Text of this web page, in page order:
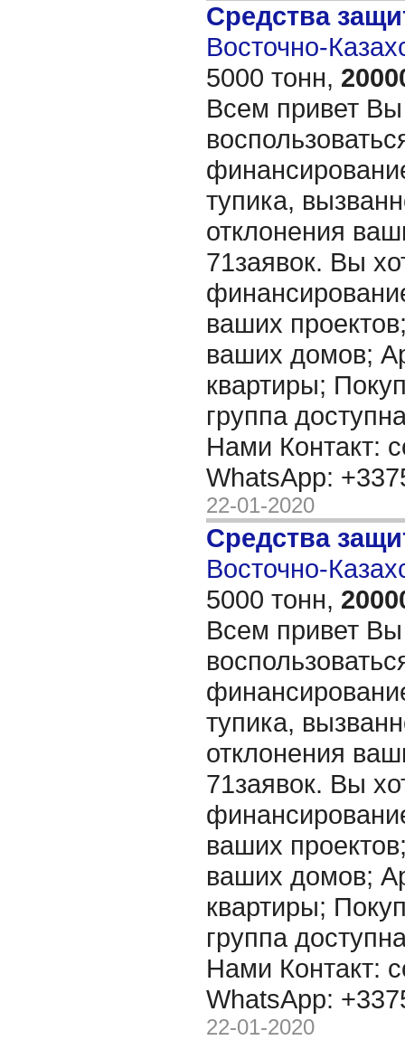
Средства
Восточно-
5000 тонн,
Всем привет Вы
тупика,
отклонения
71заявок. Вы
ваших
ваших домов;
квартиры;
группа
Нами Контакт:
WhatsApp:
22-01-2020
Средства
Восточно-
5000 тонн,
Всем привет Вы
тупика,
отклонения
71заявок. Вы
ваших
ваших домов;
квартиры;
группа
Нами Контакт:
WhatsApp:
22-01-2020